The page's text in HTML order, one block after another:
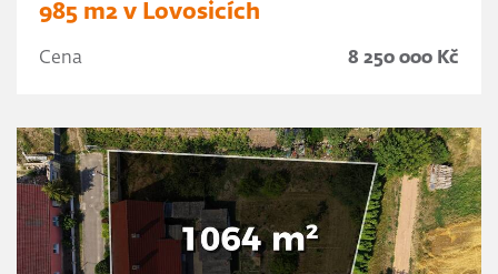
985 m2 v Lovosicích
Cena 8 250 000 Kč